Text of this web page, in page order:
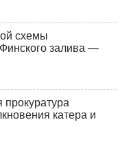
схемы
залива —
прокуратура
катера и